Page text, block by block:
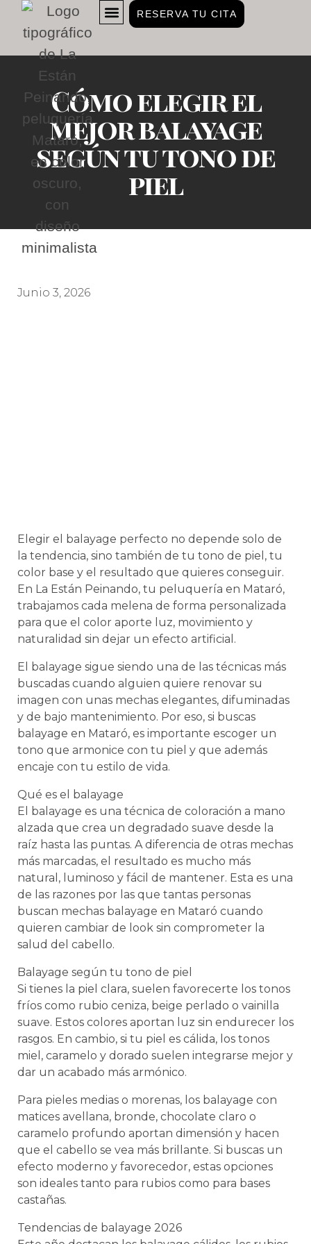
RESERVA TU CITA
Cómo elegir el
mejor balayage
según tu tono de
piel
Junio 3, 2026
Elegir el balayage perfecto no depende solo de
la tendencia, sino también de tu tono de piel, tu
color base y el resultado que quieres conseguir.
En La Están Peinando, tu peluquería en Mataró,
trabajamos cada melena de forma personalizada
para que el color aporte luz, movimiento y
naturalidad sin dejar un efecto artificial.
El balayage sigue siendo una de las técnicas más
buscadas cuando alguien quiere renovar su
imagen con unas mechas elegantes, difuminadas
y de bajo mantenimiento. Por eso, si buscas
balayage en Mataró, es importante escoger un
tono que armonice con tu piel y que además
encaje con tu estilo de vida.
Qué es el balayage
El balayage es una técnica de coloración a mano
alzada que crea un degradado suave desde la
raíz hasta las puntas. A diferencia de otras mechas
más marcadas, el resultado es mucho más
natural, luminoso y fácil de mantener. Esta es una
de las razones por las que tantas personas
buscan mechas balayage en Mataró cuando
quieren cambiar de look sin comprometer la
salud del cabello.
Balayage según tu tono de piel
Si tienes la piel clara, suelen favorecerte los tonos
fríos como rubio ceniza, beige perlado o vainilla
suave. Estos colores aportan luz sin endurecer los
rasgos. En cambio, si tu piel es cálida, los tonos
miel, caramelo y dorado suelen integrarse mejor y
dar un acabado más armónico.
Para pieles medias o morenas, los balayage con
matices avellana, bronde, chocolate claro o
caramelo profundo aportan dimensión y hacen
que el cabello se vea más brillante. Si buscas un
efecto moderno y favorecedor, estas opciones
son ideales tanto para rubios como para bases
castañas.
Tendencias de balayage 2026